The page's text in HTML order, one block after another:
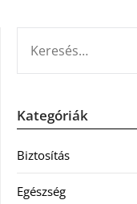
Kategóriák
Biztosítás
Egészség